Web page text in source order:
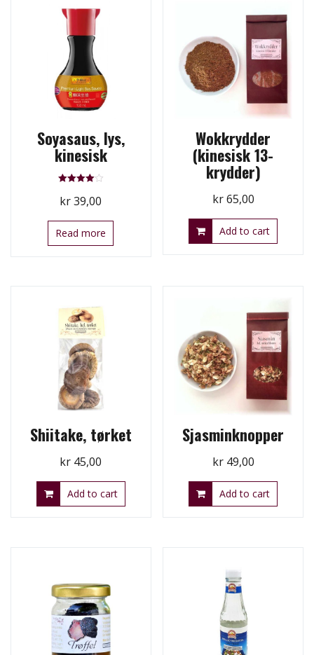
Soyasaus, lys,
kinesisk
4.00
out of 5
kr39,00
Read more
Wokkrydder
(kinesisk 13-
krydder)
kr65,00
Add to cart
Shiitake, tørket
kr 45,00
Add to cart
Sjasminknopper
kr49,00
Add to cart